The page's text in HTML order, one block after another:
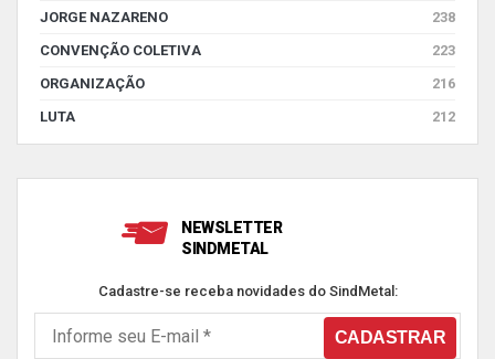
JORGE NAZARENO
238
CONVENÇÃO COLETIVA
223
ORGANIZAÇÃO
216
LUTA
212
NEWSLETTER
SINDMETAL
Cadastre-se receba novidades do SindMetal: